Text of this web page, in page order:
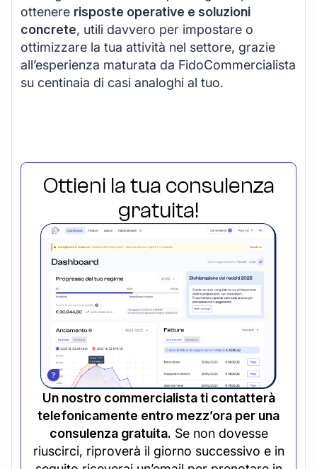
ottenere risposte operative e soluzioni
concrete, utili davvero per impostare o
ottimizzare la tua attività nel settore, grazie
all’esperienza maturata da FidoCommercialista
su centinaia di casi analoghi al tuo.
Ottieni la tua consulenza
gratuita!
Un nostro commercialista ti contatterà
telefonicamente entro mezz’ora per una
consulenza gratuita. Se non dovesse
riuscirci, riproverà il giorno successivo e in